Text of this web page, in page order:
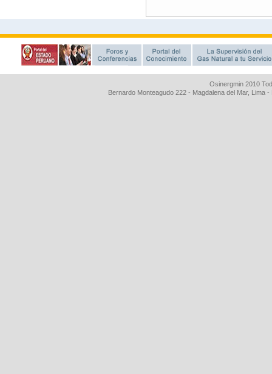
Osinergmin 2010
Bernardo Monteagudo 222 - Magdalena del Mar, Lima